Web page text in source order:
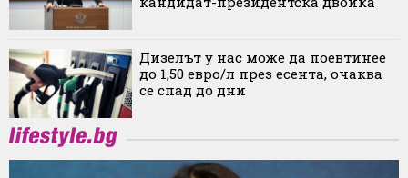
Дизелът у нас може да поевтинее
до 1,50 евро/л през есента, очаква
се спад до дни